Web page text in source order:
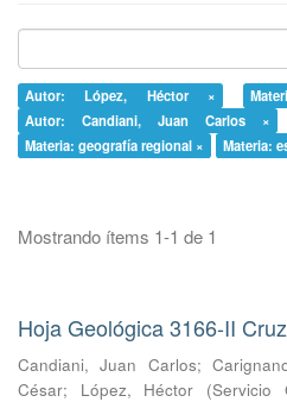
Autor: López, Héctor ×
Autor: Candiani, Juan Carlos ×
Materia: geografía regional ×
Materia:
Mostrando ítems 1-1 de 1
Hoja Geológica 3166-II
Candiani, Juan Carlos;
César; López, Héctor (Servicio